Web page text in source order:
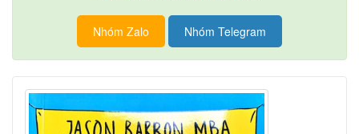
Nhóm Zalo Nhóm Telegram